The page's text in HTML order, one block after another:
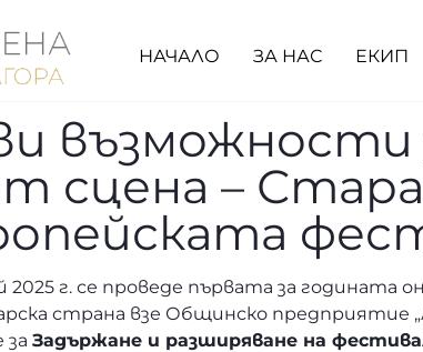
НАЧАЛО ЗА НАС ЕКИП
сцена –
2025 г. се проведе първата за годината
страна взе Общинско предприятие
Задържане и разширяване на